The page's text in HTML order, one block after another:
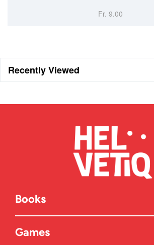
Fr. 9.00
Recently Viewed
Books
Games